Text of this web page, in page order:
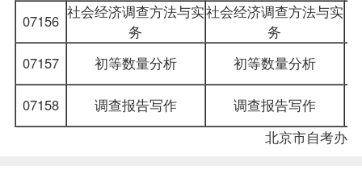
07156 社会经济调查方法与实
务
社会经济调查方法与实
务
07157
初等数量分析 初等数量分析
07158
调查报告写作 调查报告写作
北京市自考办